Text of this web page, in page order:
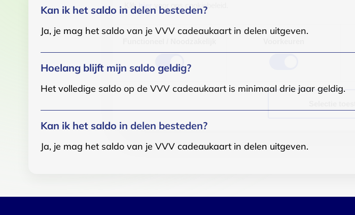
Klik
hier voor ons cookiebeleid.
Toestemmingsselectie
Kan ik het saldo in delen besteden?
Ja, je mag het saldo van je VVV cadeaukaart in delen uitgeven.
Hoelang blijft mijn saldo geldig?
Het volledige saldo op de VVV cadeaukaart is minimaal drie jaar geldig.
Kan ik het saldo in delen besteden?
Ja, je mag het saldo van je VVV cadeaukaart in delen uitgeven.